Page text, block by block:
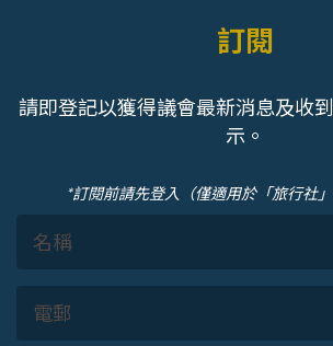
訂閱
請即登記以獲得議會最新消息及收
示。
*訂閱前請先登入（僅適用於「旅行社